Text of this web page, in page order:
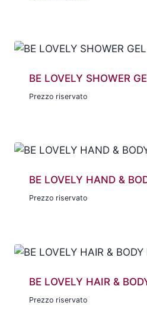
BE LOVELY SHOWER
Prezzo riservato
BE LOVELY HAND &
Prezzo riservato
BE LOVELY HAIR &
Prezzo riservato